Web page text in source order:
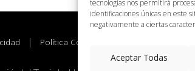
tecnologías nos permitirá
identificaciones únicas en este
negativamente a ciertas
Aceptar Todas
| Política Cookies